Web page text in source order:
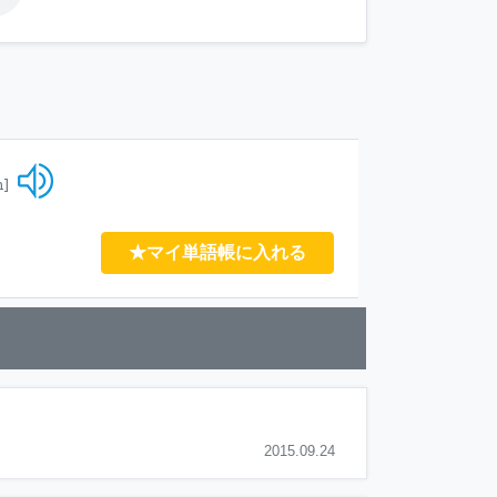
★マイ単語帳に入れる
2015.09.24